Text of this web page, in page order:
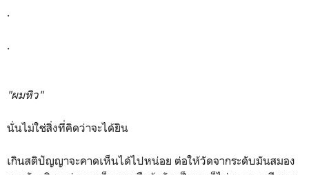
.
.
"ผมหิว"
นั่นไม่ใช่สิ่งที่คิดว่าจะได้ยิน
เกินสติปัญญาจะคาดเห็นได้ไปหน่อย ต่อให้วัดจากระดับมันสมอง